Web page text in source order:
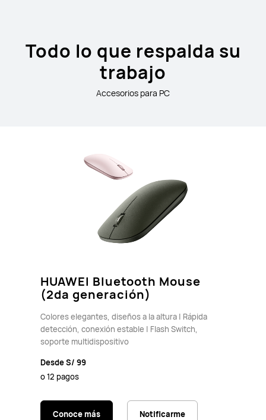
Todo lo que respalda su
trabajo
Accesorios para PC
HUAWEI Bluetooth Mouse
(2da generación)
Colores elegantes, diseños a la altura | Rápida
detección, conexión estable | Flash Switch,
soporte multidispositivo
Desde S/ 99
o 12 pagos
Conoce más Notificarme